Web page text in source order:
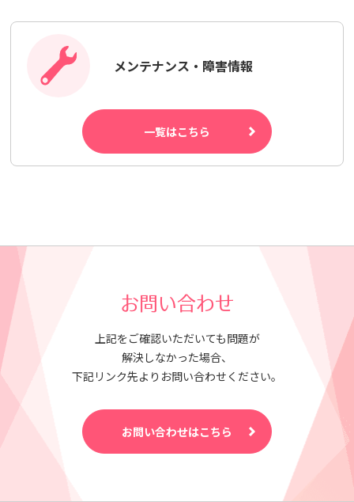
メンテナンス・障害情報
一覧はこちら
お問い合わせ
上記をご確認いただいても問題が
解決しなかった場合、
下記リンク先よりお問い合わせください。
お問い合わせはこちら